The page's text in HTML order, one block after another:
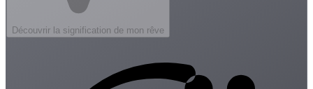
Découvrir la signification de mon rêve